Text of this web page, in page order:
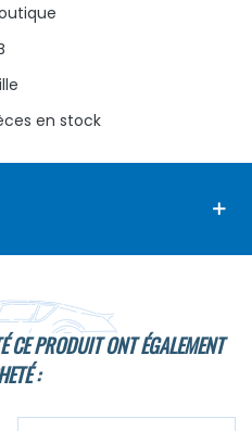
en stock
CE PRODUIT ONT ÉGALEMENT
: